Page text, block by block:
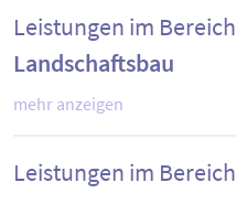
Leistungen im Bereich
Landschaftsbau
mehr anzeigen
Leistungen im Bereich